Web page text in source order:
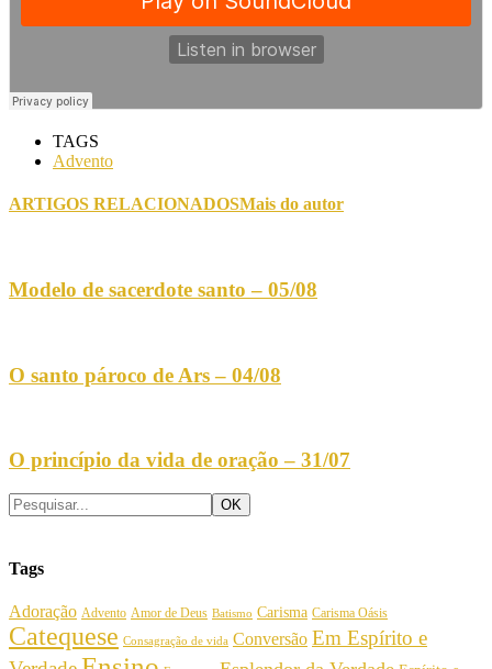
TAGS
Advento
ARTIGOS RELACIONADOSMais do autor
Modelo de sacerdote santo – 05/08
O santo pároco de Ars – 04/08
O princípio da vida de oração – 31/07
Tags
Adoração Advento Amor de Deus Batismo Carisma Carisma Oásis
Catequese Consagração de vida Conversão Em Espírito e